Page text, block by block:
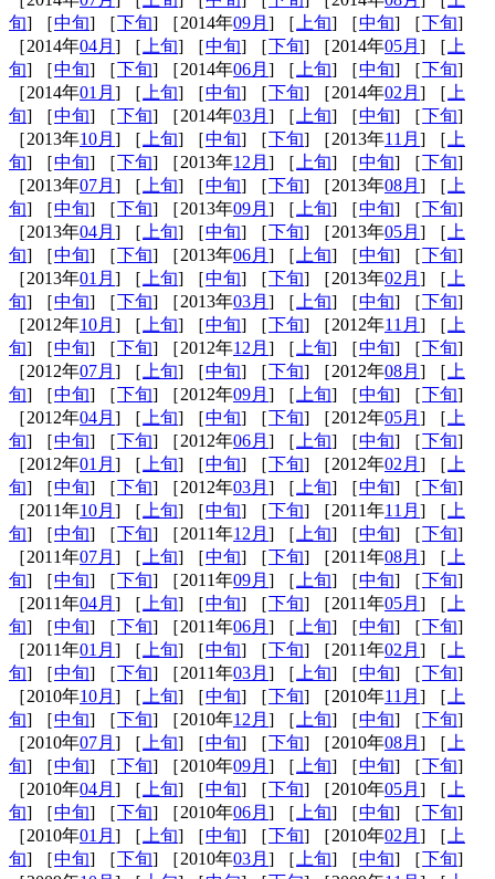
旬] ［中旬] ［ 下旬] ［2014年09月 ] ［上旬] ［中旬] ［ 下旬]
［2014年04月 ] ［上旬] ［中旬] ［ 下旬] ［2014年05月 ] ［上
旬] ［中旬] ［ 下旬] ［2014年06月 ] ［上旬] ［中旬] ［ 下旬]
［2014年01月 ] ［上旬] ［中旬] ［ 下旬] ［2014年02月 ] ［上
旬] ［中旬] ［ 下旬] ［2014年03月 ] ［上旬] ［中旬] ［ 下旬]
［2013年10月 ] ［上旬] ［中旬] ［ 下旬] ［2013年11月 ] ［上
旬] ［中旬] ［ 下旬] ［2013年12月 ] ［上旬] ［中旬] ［ 下旬]
［2013年07月 ] ［上旬] ［中旬] ［ 下旬] ［2013年08月 ] ［上
旬] ［中旬] ［ 下旬] ［2013年09月 ] ［上旬] ［中旬] ［ 下旬]
［2013年04月 ] ［上旬] ［中旬] ［ 下旬] ［2013年05月 ] ［上
旬] ［中旬] ［ 下旬] ［2013年06月 ] ［上旬] ［中旬] ［ 下旬]
［2013年01月 ] ［上旬] ［中旬] ［ 下旬] ［2013年02月 ] ［上
旬] ［中旬] ［ 下旬] ［2013年03月 ] ［上旬] ［中旬] ［ 下旬]
［2012年10月 ] ［上旬] ［中旬] ［ 下旬] ［2012年11月 ] ［上
旬] ［中旬] ［ 下旬] ［2012年12月 ] ［上旬] ［中旬] ［ 下旬]
［2012年07月 ] ［上旬] ［中旬] ［ 下旬] ［2012年08月 ] ［上
旬] ［中旬] ［ 下旬] ［2012年09月 ] ［上旬] ［中旬] ［ 下旬]
［2012年04月 ] ［上旬] ［中旬] ［ 下旬] ［2012年05月 ] ［上
旬] ［中旬] ［ 下旬] ［2012年06月 ] ［上旬] ［中旬] ［ 下旬]
［2012年01月 ] ［上旬] ［中旬] ［ 下旬] ［2012年02月 ] ［上
旬] ［中旬] ［ 下旬] ［2012年03月 ] ［上旬] ［中旬] ［ 下旬]
［2011年10月 ] ［上旬] ［中旬] ［ 下旬] ［2011年11月 ] ［上
旬] ［中旬] ［ 下旬] ［2011年12月 ] ［上旬] ［中旬] ［ 下旬]
［2011年07月 ] ［上旬] ［中旬] ［ 下旬] ［2011年08月 ] ［上
旬] ［中旬] ［ 下旬] ［2011年09月 ] ［上旬] ［中旬] ［ 下旬]
［2011年04月 ] ［上旬] ［中旬] ［ 下旬] ［2011年05月 ] ［上
旬] ［中旬] ［ 下旬] ［2011年06月 ] ［上旬] ［中旬] ［ 下旬]
［2011年01月 ] ［上旬] ［中旬] ［ 下旬] ［2011年02月 ] ［上
旬] ［中旬] ［ 下旬] ［2011年03月 ] ［上旬] ［中旬] ［ 下旬]
［2010年10月 ] ［上旬] ［中旬] ［ 下旬] ［2010年11月 ] ［上
旬] ［中旬] ［ 下旬] ［2010年12月 ] ［上旬] ［中旬] ［ 下旬]
［2010年07月 ] ［上旬] ［中旬] ［ 下旬] ［2010年08月 ] ［上
旬] ［中旬] ［ 下旬] ［2010年09月 ] ［上旬] ［中旬] ［ 下旬]
［2010年04月 ] ［上旬] ［中旬] ［ 下旬] ［2010年05月 ] ［上
旬] ［中旬] ［ 下旬] ［2010年06月 ] ［上旬] ［中旬] ［ 下旬]
［2010年01月 ] ［上旬] ［中旬] ［ 下旬] ［2010年02月 ] ［上
旬] ［中旬] ［ 下旬] ［2010年03月 ] ［上旬] ［中旬] ［ 下旬]